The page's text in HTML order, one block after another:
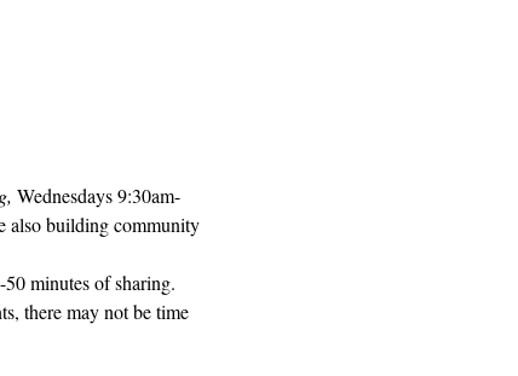
Wednesdays 9:30am-
also building community
minutes of sharing.
there may not be time